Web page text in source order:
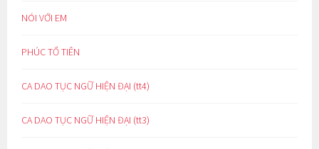
NÓI VỚI EM
PHÚC TỔ TIÊN
CA DAO TỤC NGỮ HIỆN ĐẠI (tt4)
CA DAO TỤC NGỮ HIỆN ĐẠI (tt3)